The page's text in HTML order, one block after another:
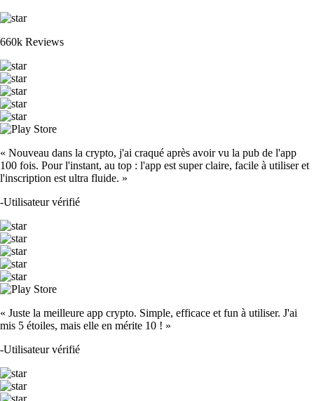
660k Reviews
« Nouveau dans la crypto, j'ai craqué après avoir vu la pub de l'app
100 fois. Pour l'instant, au top : l'app est super claire, facile à utiliser et
l'inscription est ultra fluide. »
-Utilisateur vérifié
« Juste la meilleure app crypto. Simple, efficace et fun à utiliser. J'ai
mis 5 étoiles, mais elle en mérite 10 ! »
-Utilisateur vérifié